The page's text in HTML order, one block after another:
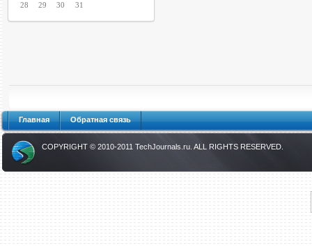
28
29 30 31
Главная Обратная связь
COPYRIGHT © 2010-2011 TechJournals.ru . ALL RIGHTS RESERVED.